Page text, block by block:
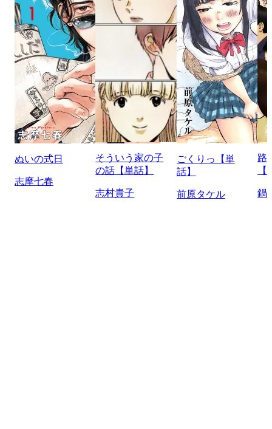
ぬいの式日
志摩七春
そういう家の子
の話【単話】
志村貴子
ごくりっ【単
話】
前原タケル
路
鍋